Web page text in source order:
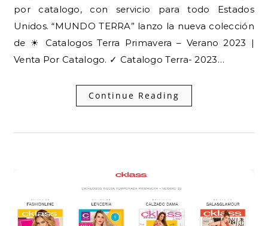
por catalogo, con servicio para todo Estados
Unidos. “MUNDO TERRA” lanzo la nueva colección
de ☀ Catalogos Terra Primavera – Verano 2023 |
Venta Por Catalogo. ✓ Catalogo Terra- 2023…
Continue Reading